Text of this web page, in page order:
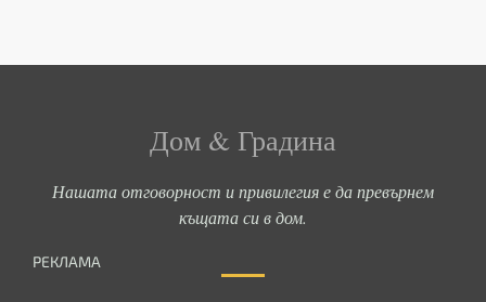
Дом & Градина
Нашата отговорност и привилегия е да превърнем
къщата си в дом.
РЕКЛАМА